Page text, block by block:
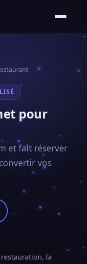
pour
et fait réserver
vos
la